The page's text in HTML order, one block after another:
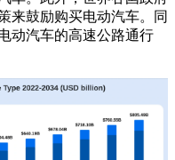
来鼓励购买电动汽车。同
动汽车的高速公路通行